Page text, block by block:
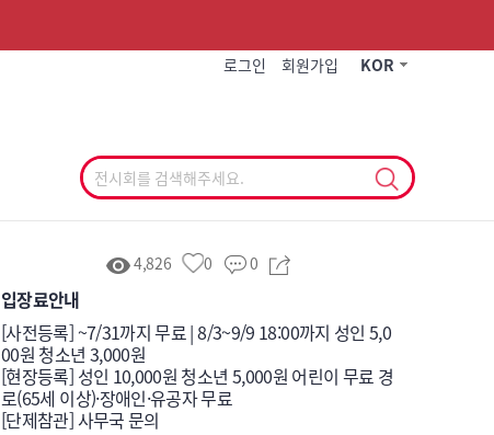
로그인 회원가입 KOR
4,826 0 0
입장료안내
[사전등록] ~7/31까지 무료 | 8/3~9/9 18:00까지 성인 5,0
00원 청소년 3,000원
[현장등록] 성인 10,000원 청소년 5,000원 어린이 무료 경
로(65세 이상)·장애인·유공자 무료
[단제참관] 사무국 문의